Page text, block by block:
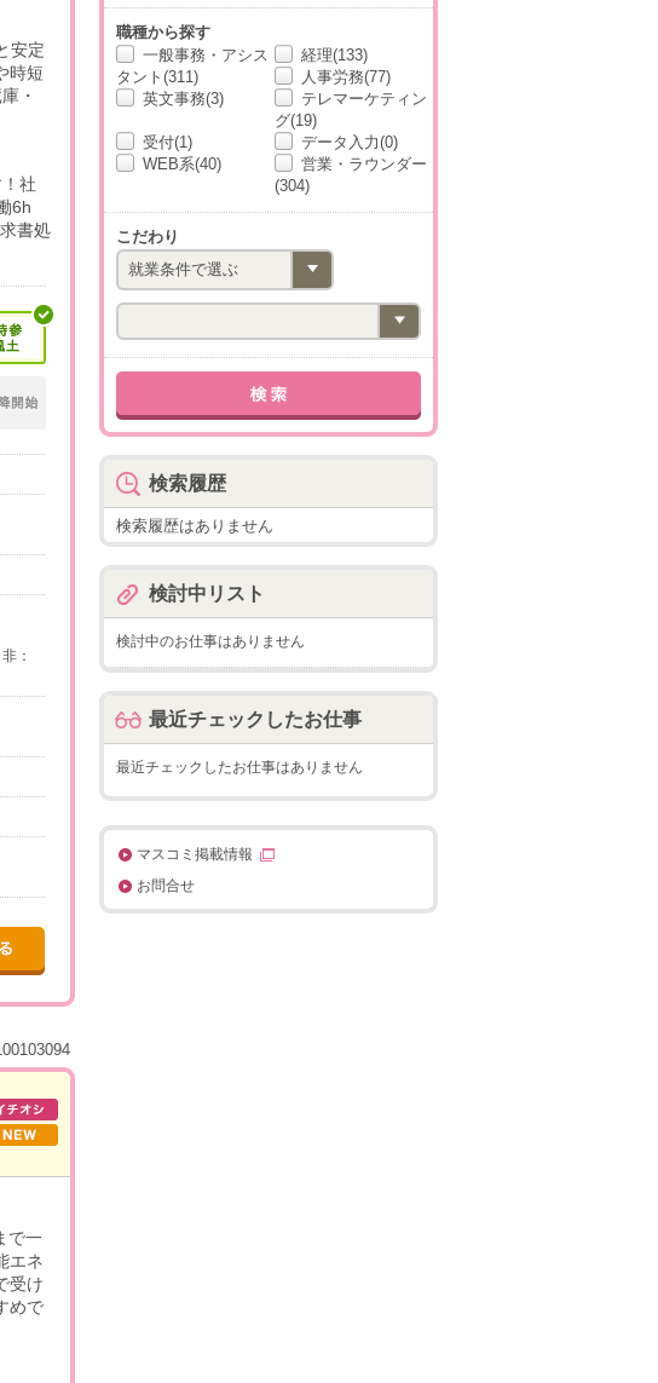
安定
時短
・
社
6h
書処
：
で一
エネ
受け
めで
職種から探す
一般事務・アシス
タント(311)
経理(133)
人事労務(77)
英文事務(3)
テレマーケティン
グ(19)
受付(1)
データ入力(0)
WEB系(40)
営業・ラウンダー
(304)
こだわり
検索履歴
検索履歴はありません
検討中リスト
検討中のお仕事はありません
最近チェックしたお仕事
最近チェックしたお仕事はありません
マスコミ掲載情報
お問合せ